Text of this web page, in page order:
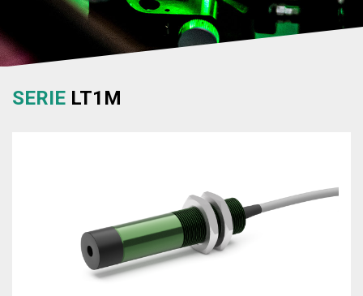
SERIE LT1M